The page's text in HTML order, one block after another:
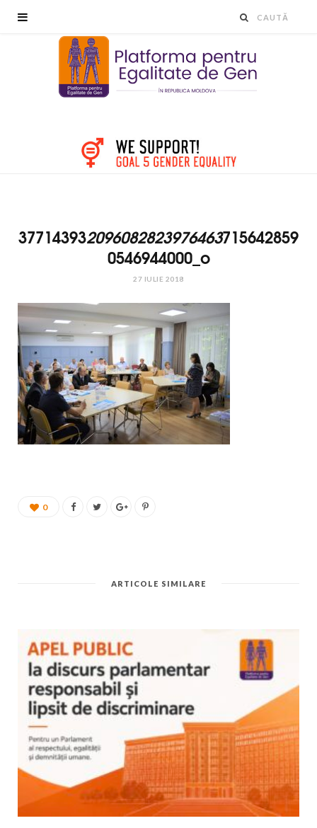
377143932096082823976463715642859
0546944000_o
27 IULIE 2018
0
ARTICOLE SIMILARE